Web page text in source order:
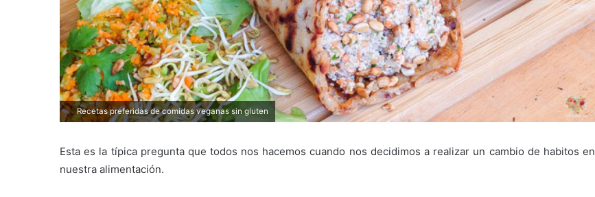
Recetas preferidas de comidas veganas sin gluten
Esta es la típica pregunta que todos nos hacemos cuando nos decidimos a realizar un cambio de habitos en
nuestra alimentación.